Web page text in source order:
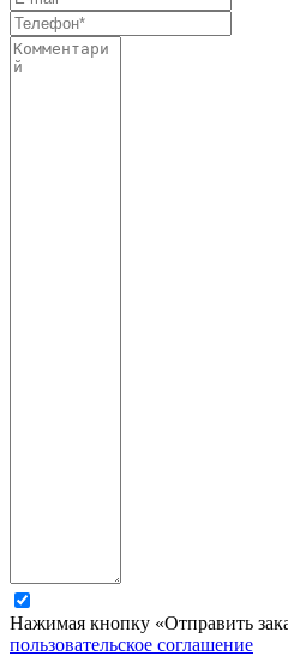
Нажимая кнопку «Отправить
пользовательское соглашение